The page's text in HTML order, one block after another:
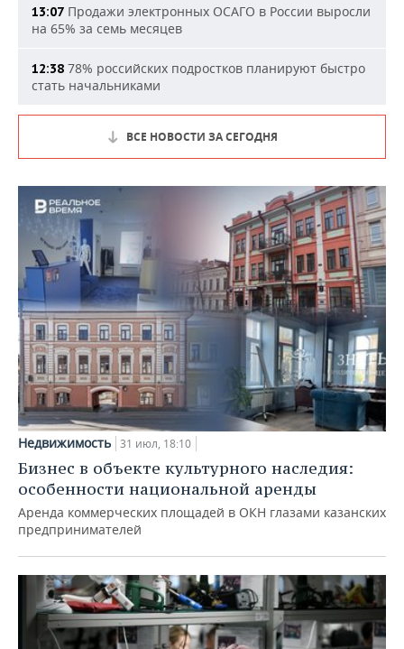
13:07 Продажи электронных ОСАГО в России выросли
на 65% за семь месяцев
12:38 78% российских подростков планируют быстро
стать начальниками
ВСЕ НОВОСТИ ЗА СЕГОДНЯ
Недвижимость 31 июл, 18:10
Бизнес в объекте культурного наследия:
особенности национальной аренды
Аренда коммерческих площадей в ОКН глазами казанских
предпринимателей